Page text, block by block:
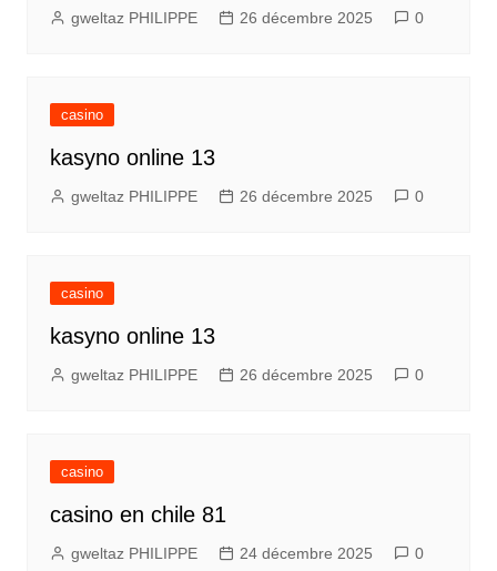
gweltaz PHILIPPE 26 décembre 2025 0
casino
kasyno online 13
gweltaz PHILIPPE 26 décembre 2025 0
casino
kasyno online 13
gweltaz PHILIPPE 26 décembre 2025 0
casino
casino en chile 81
gweltaz PHILIPPE 24 décembre 2025 0